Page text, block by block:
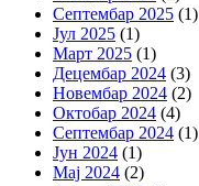
Септембар 2025 (1)
Јул 2025 (1)
Март 2025 (1)
Децембар 2024 (3)
Новембар 2024 (2)
Октобар 2024 (4)
Септембар 2024 (1)
Јун 2024 (1)
Мај 2024 (2)